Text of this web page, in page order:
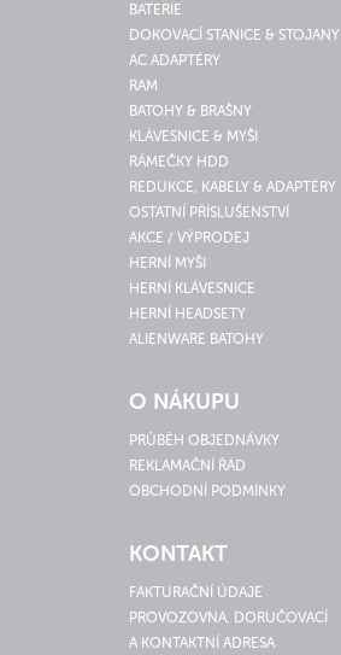
BATERIE
DOKOVACÍ STANICE & STOJANY
AC ADAPTÉRY
RAM
BATOHY & BRAŠNY
KLÁVESNICE & MYŠI
RÁMEČKY HDD
REDUKCE, KABELY & ADAPTÉRY
OSTATNÍ PŘÍSLUŠENSTVÍ
AKCE / VÝPRODEJ
HERNÍ MYŠI
HERNÍ KLÁVESNICE
HERNÍ HEADSETY
ALIENWARE BATOHY
O NÁKUPU
PRŮBĚH OBJEDNÁVKY
REKLAMAČNÍ ŘÁD
OBCHODNÍ PODMÍNKY
KONTAKT
FAKTURAČNÍ ÚDAJE
PROVOZOVNA, DORUČOVACÍ
A KONTAKTNÍ ADRESA